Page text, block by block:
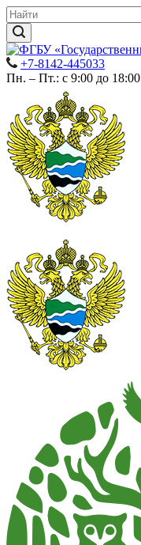
+7-8142-445033
Пн. – Пт.: с 9:00 до 18:00